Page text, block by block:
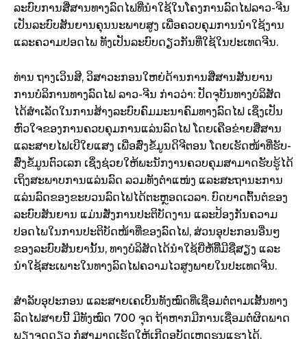
ລະບົບການສື່ສານທາງລົດໄຟທີ່ນຳໃຊ້ໃນໂຄງການລົດໄຟລາວ-ຈີນ
ເປັນລະບົບສັນຍານຄຸນນະພາບສູງ ເພື່ອຄວບຄຸມການນຳໃຊ້ງານ
ແລະຄວາມປອດໄພ ທັງເປັນລະບົບດຽວກັນທີ່ໃຊ້ໃນປະເທດຈີນ.
ທ່ານ ຖາງເວິນສີ, ວິສາວະກອນໃຫຍ່ດ້ານການສື່ສານສັນຍານ
ການບໍລິການທາງລົດໄຟ ລາວ-ຈີນ ກ່າວວ່າ: ປັດຈຸບັນທາງບໍລິສັດ
ໄດ້ສຳເລັດໃນການສ້າງລະບົບຄົມມະນາຄົມທາງລົດໄຟ ເຊິ່ງເປັນ
ຫົວໃຈຂອງການຄວບຄຸມການແລ່ນລົດໄຟ ໂດຍເຄືອຂ່າຍສື່ສານ
ແລະສາຍໄຟເບີໃຍແສງ ເພື່ອສົ່ງຂໍ້ມູນດິຈີຕອນ ໂດຍເຮັດໜ້າທີ່ຮັບ-
ສົ່ງຂໍ້ມູນຕົວເລກ ເຊິ່ງຊ່ວຍໃຫ້ພະນັກງານຄວບຄຸມສາມາດຮັບຮູ້ໄດ້
ເຖິງສະພາບການແລ່ນລົດ ລວມທັງຕຳແໜ່ງ ແລະສະຖານະການ
ແລ່ນລົດຂອງຂະບວນລົດໄຟໄດ້ຕະຫຼອດເວລາ. ບົດບາດຕົ້ນຕໍຂອງ
ລະບົບສັນຍານ ແມ່ນສັ່ງການປະຕິບັດງານ ແລະປ້ອງກັນຄວາມ
ປອດໄພໃນການປະຕິບັດໜ້າທີ່ຂອງລົດໄຟ, ສ່ວນອຸປະກອນອື່ນໆ
ຂອງລະບົບສັນຍານັ້ນ, ທາງບໍລິສັດໄດ້ນຳໃຊ້ຍີ່ຫໍ້ທີ່ີມີຊື່ສຽງ ແລະ
ນຳໃຊ້ສະເພາະໃນທາງລົດໄຟຄວາມໄວສູງພາຍໃນປະເທດຈີນ.
ສຳລັບອຸປະກອນ ແລະສາຍເຄເບິ້ນທັງໝົດທີ່ເຊື່ອມຕໍ່ຕາມເສັ້ນທາງ
ລົດໄຟສາຍນີ້ ມີທັງໝົດ 700 ຈຸດ ຖ້າຫາກມີການເຊື່ອມຕໍ່ຜິດພາດ
ພຽງຈຸດດຽວ ກໍສາມາດເຮັດໃຫ້ເກີດອຸບັດເຫດຮຸນແຮງໄດ້.